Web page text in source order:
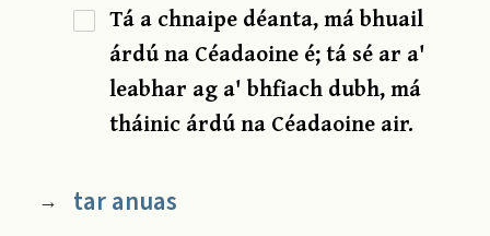
Tá a chnaipe déanta, má bhuail
árdú na Céadaoine é; tá sé ar a'
leabhar ag a' bhfiach dubh, má
tháinic árdú na Céadaoine air.
→ tar anuas